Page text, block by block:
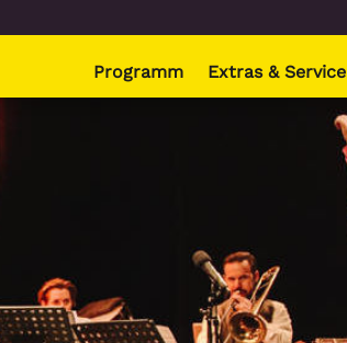
Programm Extras & Service